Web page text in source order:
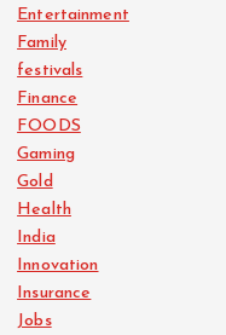
Entertainment
Family
festivals
Finance
FOODS
Gaming
Gold
Health
India
Innovation
Insurance
Jobs